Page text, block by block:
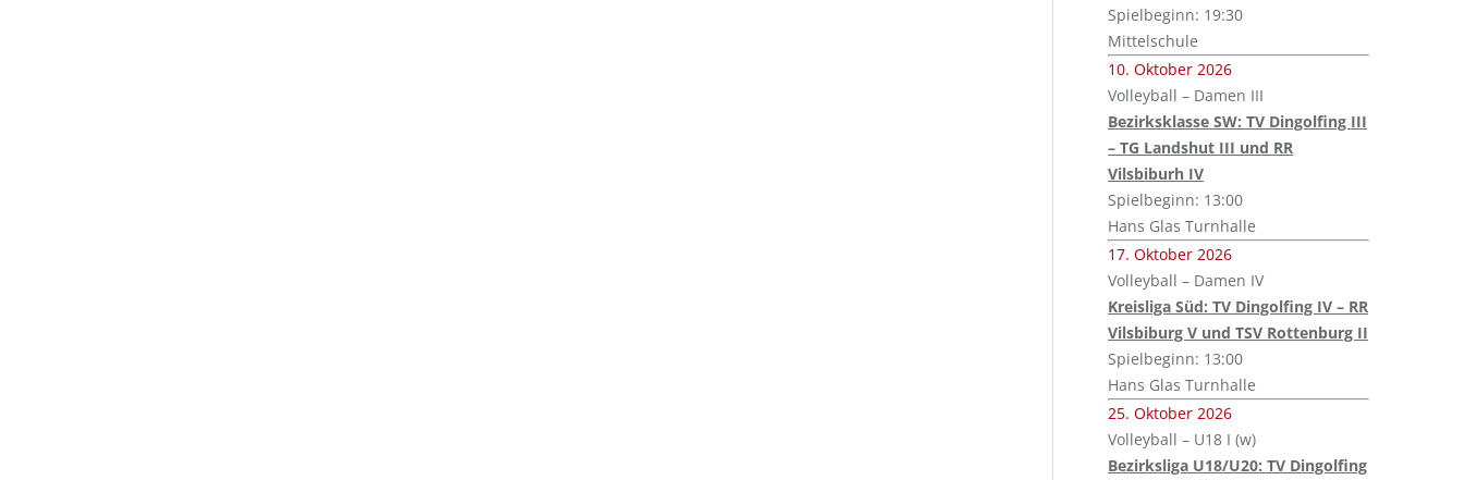
Spielbeginn: 19:30
Mittelschule
10. Oktober 2026
Volleyball – Damen III
Bezirksklasse SW: TV Dingolfing III
– TG Landshut III und RR
Vilsbiburh IV
Spielbeginn: 13:00
Hans Glas Turnhalle
17. Oktober 2026
Volleyball – Damen IV
Kreisliga Süd: TV Dingolfing IV – RR
Vilsbiburg V und TSV Rottenburg II
Spielbeginn: 13:00
Hans Glas Turnhalle
25. Oktober 2026
Volleyball – U18 I (w)
Bezirksliga U18/U20: TV Dingolfing